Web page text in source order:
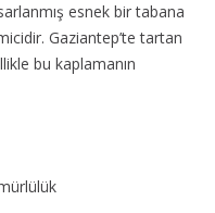
esnek bir tabana
Gaziantep’te tartan
bu kaplamanın